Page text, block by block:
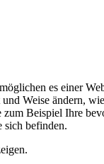
es einer
Weise ändern,
Beispiel Ihre
sich befinden.